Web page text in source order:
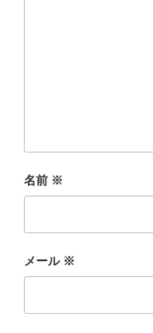
名前 ※
メール ※